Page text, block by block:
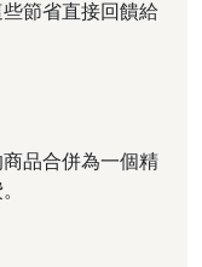
節省直接回饋給
品合併為一個精